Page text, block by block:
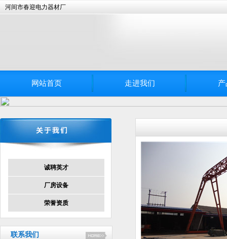
河间市春迎电力器材厂
网站首页 走进我们
诚聘英才
厂房设备
荣誉资质
联系我们